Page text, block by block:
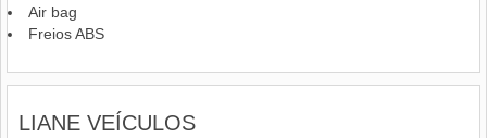
Air bag
Freios ABS
LIANE VEÍCULOS